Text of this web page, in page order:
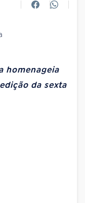
homenageia
da sexta